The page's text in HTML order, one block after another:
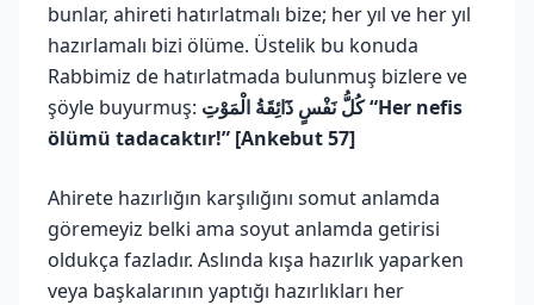
bunlar, ahireti hatırlatmalı bize; her yıl ve her yıl
hazırlamalı bizi ölüme. Üstelik bu konuda
Rabbimiz de hatırlatmada bulunmuş bizlere ve
şöyle buyurmuş: كُلُّ نَفْسٍ ذَٓائِقَةُ الْمَوْتِ “Her nefis
ölümü tadacaktır!” [Ankebut 57]
Ahirete hazırlığın karşılığını somut anlamda
göremeyiz belki ama soyut anlamda getirisi
oldukça fazladır. Aslında kışa hazırlık yaparken
veya başkalarının yaptığı hazırlıkları her